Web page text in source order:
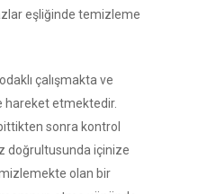
eşliğinde temizleme
çalışmakta ve
hareket etmektedir.
sonra kontrol
doğrultusunda içinize
olan bir